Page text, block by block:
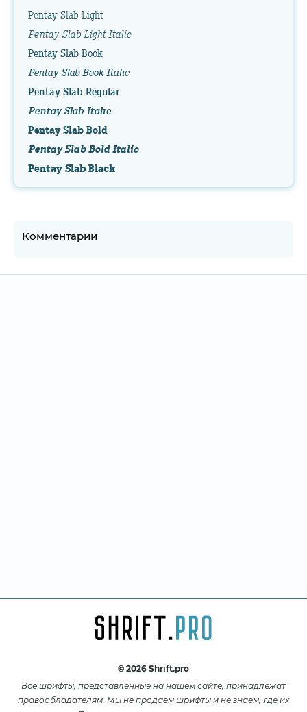
Pentay Slab Light
Pentay Slab Light Italic
Pentay Slab Book
Pentay Slab Book Italic
Pentay Slab Regular
Pentay Slab Italic
Pentay Slab Bold
Pentay Slab Bold Italic
Pentay Slab Black
Комментарии
© 2026 Shrift.pro
Все шрифты, представленные на нашем сайте, принадлежат
правообладателям. Мы не продаем шрифты и не знаем, где их